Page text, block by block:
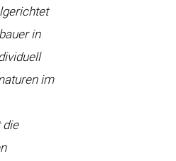
in
im
die